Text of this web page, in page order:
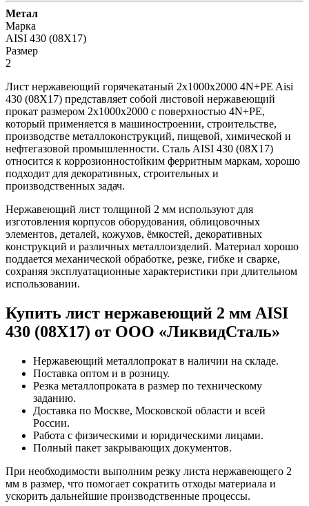
Метал
Марка
AISI 430 (08Х17)
Размер
2
Лист нержавеющий горячекатаный 2х1000х2000 4N+PE Aisi
430 (08Х17) представляет собой листовой нержавеющий
прокат размером 2х1000х2000 с поверхностью 4N+PE,
который применяется в машиностроении, строительстве,
производстве металлоконструкций, пищевой, химической и
нефтегазовой промышленности. Сталь AISI 430 (08Х17)
относится к коррозионностойким ферритным маркам, хорошо
подходит для декоративных, строительных и
производственных задач.
Нержавеющий лист толщиной 2 мм используют для
изготовления корпусов оборудования, облицовочных
элементов, деталей, кожухов, ёмкостей, декоративных
конструкций и различных металлоизделий. Материал хорошо
поддается механической обработке, резке, гибке и сварке,
сохраняя эксплуатационные характеристики при длительном
использовании.
Купить лист нержавеющий 2 мм AISI
430 (08Х17) от ООО «ЛиквидСталь»
Нержавеющий металлопрокат в наличии на складе.
Поставка оптом и в розницу.
Резка металлопроката в размер по техническому
заданию.
Доставка по Москве, Московской области и всей
России.
Работа с физическими и юридическими лицами.
Полный пакет закрывающих документов.
При необходимости выполним резку листа нержавеющего 2
мм в размер, что помогает сократить отходы материала и
ускорить дальнейшие производственные процессы.